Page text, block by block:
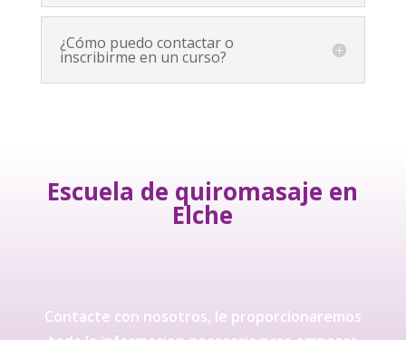
¿Cómo puedo contactar o
inscribirme en un curso?
Escuela de quiromasaje en
Elche
Contacte con nosotros, le proporcionaremos